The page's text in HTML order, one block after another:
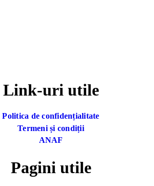
Link-uri utile
Politica de confidențialitate
Termeni și condiții
ANAF
Pagini utile